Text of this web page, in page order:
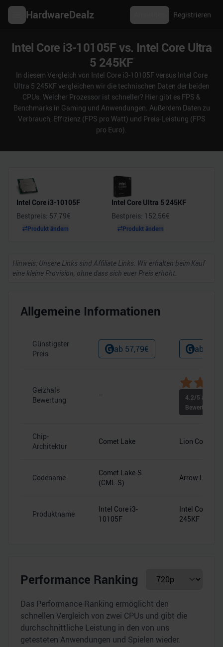
HardwareDealz Registrieren
Intel Core i3-10105F vs. Intel Core Ultra
5 245KF
In diesem Vergleich von Intel Core i3-10105F versus Intel Core
Ultra 5 245KF vergleichen wir die technischen Daten der beiden
CPUs. Welcher Prozessor ist schneller? Hier gibt es FPS &
Benchmarks in Gaming und Anwendungen. Außerdem Daten zu
Verbrauch, Effizienz (FPS pro Watt) und Preis-Leistung (FPS
pro Euro).
Intel Core i3-10105F
Bestpreis: 57,79€
Produkt ändern
Intel Core Ultra 5 245KF
Bestpreis: 152,56€
Produkt ändern
Hinweis: Unsere Links sind Affiliate Links. Wir erhalten beim Kauf
eine kleine Provision, ohne dass sich euer Preis erhöht.
Allgemeine Informationen
Günstigster
Preis
ab 57,79€ ab
Geizhals
Bewertung
– 4.2/5 aus
Bewertungen
Chip-
Architektur
Comet Lake Lion Cove (P-
Codename
Comet Lake-S
(CML-S)
Arrow Lake-S
Produktname
Intel Core i3-
10105F
Intel Core
245KF
Performance Ranking
Das Performance-Ranking ermöglicht den
schnellen Vergleich von zwei CPUs und gibt die
durchschnittliche Leistung in den von uns
getesteten Anwendungen und Spielen wieder.